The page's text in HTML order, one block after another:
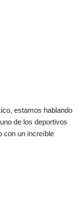
estamos hablando
de los deportivos
con un increíble